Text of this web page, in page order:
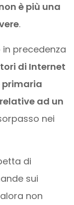
è più una
.
precedenza
di Internet
primaria
ad un
nei
di
sui
non